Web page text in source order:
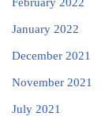
January 2022
December 2021
November 2021
July 2021